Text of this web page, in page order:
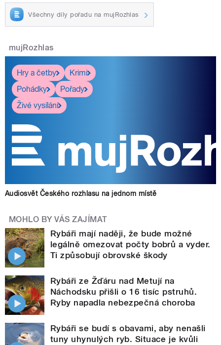
Všechny díly pořadu na mujRozhlas
mujRozhlas
Hry a četby
Krimi
Pohádky
Pořady
Živé vysílání
Audiosvět Českého rozhlasu na jednom místě
MOHLO BY VÁS ZAJÍMAT
Rybáři mají naději, že bude možné
legálně omezovat počty bobrů a vyder.
Ti způsobují obrovské škody
Rybáři ze Žďáru nad Metují na
Náchodsku přišli o 16 tisíc pstruhů.
Ryby napadla nebezpečná choroba
Rybáři se budí s obavami, aby nenašli
tuny uhynulých ryb. Situace je kvůli